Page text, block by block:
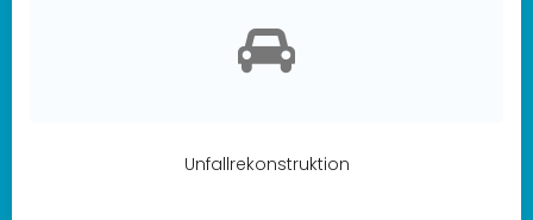
Unfallrekonstruktion